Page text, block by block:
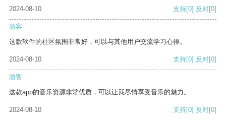
2024-08-10
支持[0] 反对[0]
游客
这款软件的社区氛围非常好，可以与其他用户交流学习心得。
2024-08-10 支持[0] 反对[0]
游客
这款app的音乐资源非常优质，可以让我尽情享受音乐的魅力。
2024-08-10 支持[0] 反对[0]